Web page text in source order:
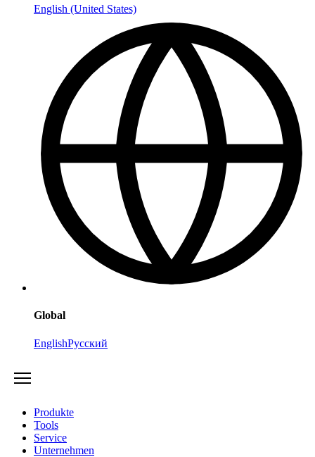
English (United States)
Global
EnglishРусский
Produkte
Tools
Service
Unternehmen